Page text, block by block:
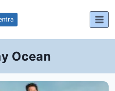
Ocean